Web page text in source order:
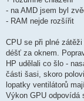
- na AMD jsem byl
- RAM nejde rozšířit
CPU se při plné
déšť za oknem.
HP udělali co šlo -
části šasi, skoro
lopatky ventilátorů
Výkon GPU odpovídá